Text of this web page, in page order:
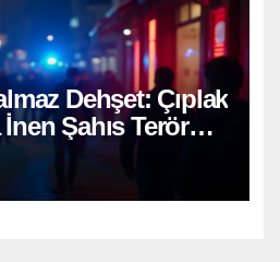
Dehşet: Çıplak
Şahıs Terör